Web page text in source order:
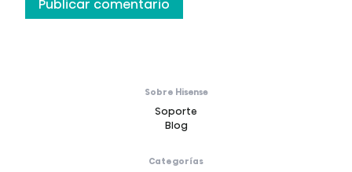
Sobre Hisense
Soporte
Blog
Categorías